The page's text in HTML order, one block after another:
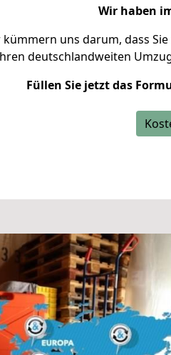
Wir haben
kümmern uns darum, dass
deutschlandweiten
Füllen Sie jetzt das